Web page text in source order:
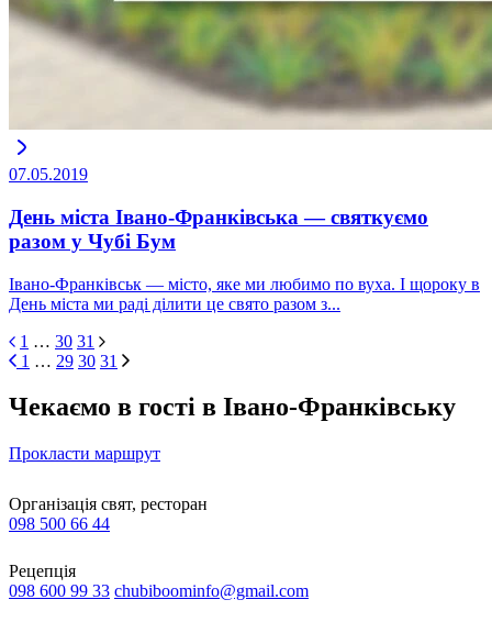
07.05.2019
День міста Івано-Франківська — святкуємо
разом у Чубі Бум
Івано-Франківськ — місто, яке ми любимо по вуха. І щороку в
День міста ми раді ділити це свято разом з...
1 … 30 31
1 … 29 30 31
Чекаємо в гості в Івано-Франківську
Прокласти маршрут
Організація свят, ресторан
098 500 66 44
Рецепція
098 600 99 33 chubiboominfo@gmail.com